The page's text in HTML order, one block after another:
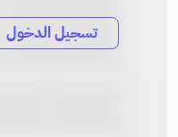
تسجيل الدخول